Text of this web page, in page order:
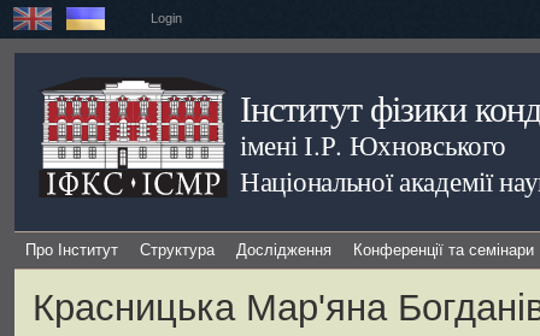
Login
Інститут фізики
імені І.Р. Юхновського
Національної академії
Про Інститут Структура Дослідження Конференції та семінари
Красницька Мар'яна